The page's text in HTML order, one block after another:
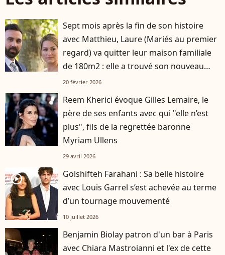
Sept mois après la fin de son histoire
avec Matthieu, Laure (Mariés au premier
regard) va quitter leur maison familiale
de 180m2 : elle a trouvé son nouveau
logement
20 février 2026
Reem Kherici évoque Gilles Lemaire, le
père de ses enfants avec qui "elle n’est
plus", fils de la regrettée baronne
Myriam Ullens
29 avril 2026
player2
Golshifteh Farahani : Sa belle histoire
avec Louis Garrel s’est achevée au terme
d’un tournage mouvementé
10 juillet 2026
Benjamin Biolay patron d'un bar à Paris
avec Chiara Mastroianni et l'ex de cette